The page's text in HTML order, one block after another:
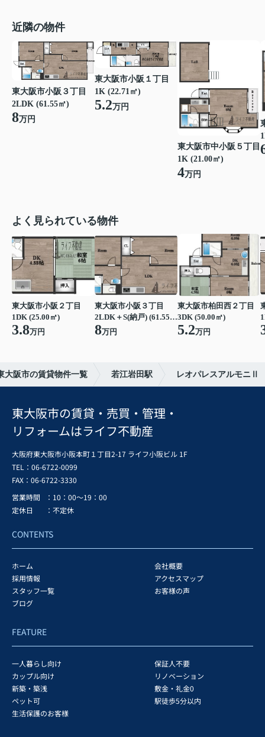
近隣の物件
東大阪市小阪３丁目
2LDK (61.55㎡)
8万円
東大阪市小阪１丁目
1K (22.71㎡)
5.2万円
東大阪市中小阪５丁目
1K (21.00㎡)
4万円
よく見られている物件
東大阪市小阪２丁目
1DK (25.00㎡)
3.8万円
東大阪市小阪３丁目
2LDK＋S(納戸) (61.55㎡)
8万円
東大阪市柏田西２丁目
3DK (50.00㎡)
5.2万円
大阪市の賃貸物件一覧 若江岩田駅 レオパレスアルモニⅡ
東大阪市の賃貸・売買・管理・
リフォームはライフ不動産
大阪府東大阪市小阪本町１丁目2-17 ライフ小阪ビル 1F
TEL：06-6722-0099
FAX： 06-6722-3330
営業時間
：10：00～19：00
定休日
：不定休
CONTENTS
ホーム
会社概要
採用情報
アクセスマップ
スタッフ一覧
お客様の声
ブログ
FEATURE
一人暮らし向け
保証人不要
カップル向け
リノベーション
新築・築浅
敷金・礼金0
ペット可
駅徒歩5分以内
生活保護のお客様